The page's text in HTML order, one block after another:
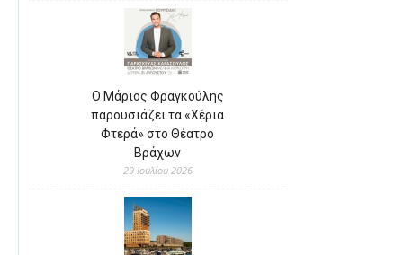
Ο Μάριος Φραγκούλης
παρουσιάζει τα «Χέρια
Φτερά» στο Θέατρο
Βράχων
29 Ιουλίου 2026